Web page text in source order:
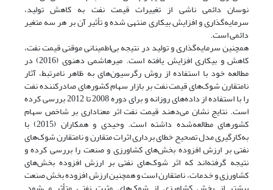
نوسان دائمی ناشی از تغییرات قیمت نفت به کاهش تولید،
سرمایه‌گذاری و افزایش بیکاری منتهی شده و تأثیر آن بر هر سه متغیر
دائمی است.
همچنین سرمایه‌گذاری و تولید در نتیجه بی‌اطمینانی موقتی قیمت نفت،
کاهش و بیکاری افزایش یافته است. میرهاشمی دهنوی (2016) در
مطالعه خود با استفاده از روش رگرسیون‌های به ظاهر نامرتبط، آثار
نامتقارن شوک‌های قیمت نفت بر بازار سهام کشورهای صادرکننده نفت
را با استفاده از داده‌های روزانه و برای دوره 2008 تا 2012 بررسی کرده
است. نتایج نشان می‌دهند قیمت نفت اثر معناداری بر شاخص سهام
کشورهای مطالعه‌شده داشته است. وحیدی و همکاران (2015) با
به‌کارگیری مدل تصحیح خطای برداری اثرات متقارن و نامتقارن شوک‌های
نفتی بر ارزش افزوده بخش‌های کشاورزی و صنعت را بررسی کرده و
نتیجه گرفته‌اند که اثر شوک‌های نفتی بر ارزش افزوده بخش‌های
کشاورزی و خدمات، نامتقارن است و همچنین ارزش افزوده بخش صنعت